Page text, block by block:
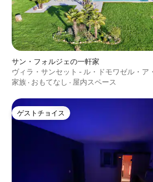
サン・フォルジェの一軒家
ヴィラ・サンセット - ル・ドモワゼル・ア
家族 · おもてなし · 屋内スペース
ゲストチョイス
ゲストチョイス